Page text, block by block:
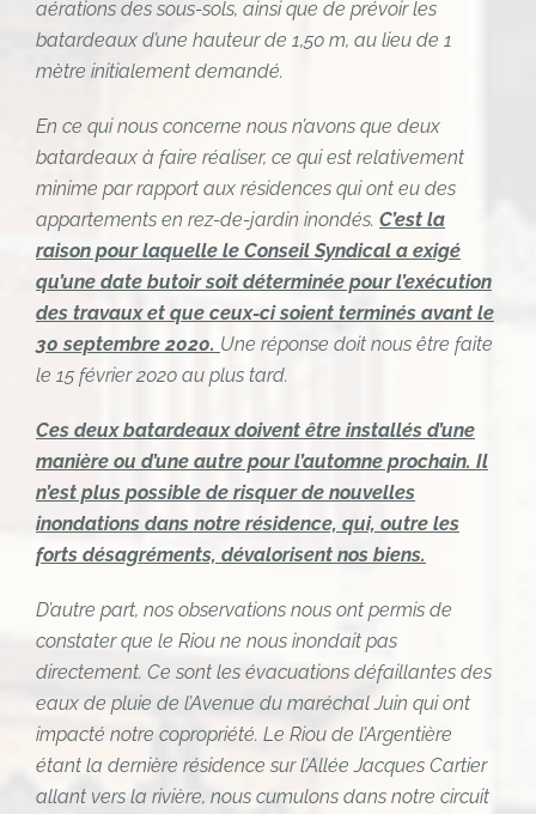
aérations des sous-sols, ainsi que de prévoir les
batardeaux d’une hauteur de 1,50 m, au lieu de 1
mètre initialement demandé.
En ce qui nous concerne nous n’avons que deux
batardeaux à faire réaliser, ce qui est relativement
minime par rapport aux résidences qui ont eu des
appartements en rez-de-jardin inondés. C’est la
raison pour laquelle le Conseil Syndical a exigé
qu’une date butoir soit déterminée pour l’exécution
des travaux et que ceux-ci soient terminés avant le
30 septembre 2020. Une réponse doit nous être faite
le 15 février 2020 au plus tard.
Ces deux batardeaux doivent être installés d’une
manière ou d’une autre pour l’automne prochain. Il
n’est plus possible de risquer de nouvelles
inondations dans notre résidence, qui, outre les
forts désagréments, dévalorisent nos biens.
D’autre part, nos observations nous ont permis de
constater que le Riou ne nous inondait pas
directement. Ce sont les évacuations défaillantes des
eaux de pluie de l’Avenue du maréchal Juin qui ont
impacté notre copropriété. Le Riou de l’Argentière
étant la dernière résidence sur l’Allée Jacques Cartier
allant vers la rivière, nous cumulons dans notre circuit